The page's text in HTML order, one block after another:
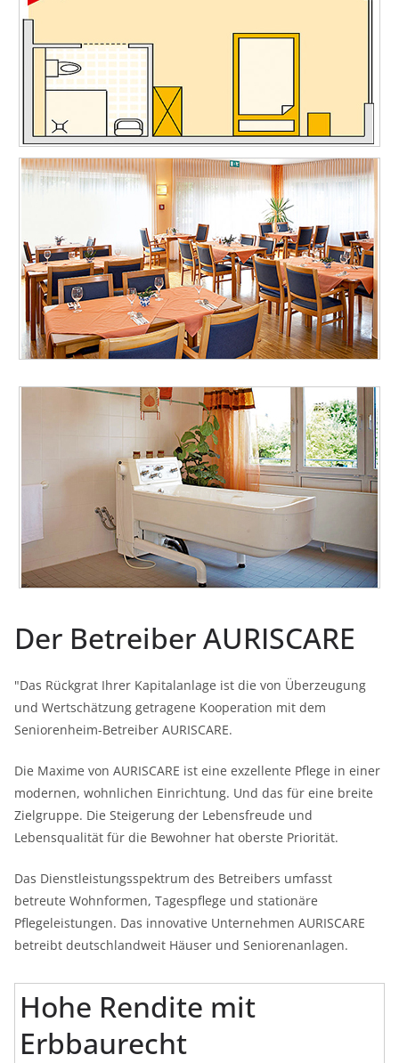
Der Betreiber AURISCARE
"Das Rückgrat Ihrer Kapitalanlage ist die von Überzeugung
und Wertschätzung getragene Kooperation mit dem
Seniorenheim-Betreiber AURISCARE.
Die Maxime von AURISCARE ist eine exzellente Pflege in einer
modernen, wohnlichen Einrichtung. Und das für eine breite
Zielgruppe. Die Steigerung der Lebensfreude und
Lebensqualität für die Bewohner hat oberste Priorität.
Das Dienstleistungsspektrum des Betreibers umfasst
betreute Wohnformen, Tagespflege und stationäre
Pflegeleistungen. Das innovative Unternehmen AURISCARE
betreibt deutschlandweit Häuser und Seniorenanlagen.
Hohe Rendite mit
Erbbaurecht